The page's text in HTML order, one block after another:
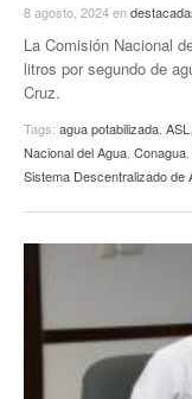
8 agosto, 2024en
La Comisión Nacional
litros por segundo de
Cruz.
Tags: agua potabilizada ASL
Nacional del Agua Conagua
Sistema Descentralizado de